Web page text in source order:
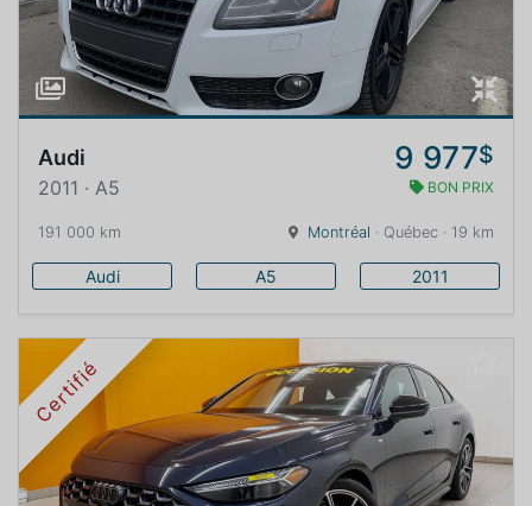
Audi 9 977$
2011 · A5 BON PRIX
191 000 km Montréal · Québec · 19 km
Audi A5 2011
Certifié